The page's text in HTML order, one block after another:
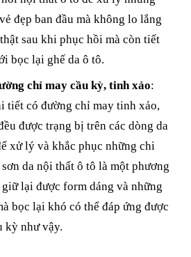
đẹp ban đầu mà không lo lắng
sau khi phục hồi mà còn tiết
bọc lại ghế da ô tô.
chỉ may cầu kỳ, tinh xảo:
tiết có đường chỉ may tinh xảo,
được trạng bị trên các dòng da
xử lý và khắc phục những chi
da nội thất ô tô là một phương
lại được form dáng và những
bọc lại khó có thể đáp ứng được
kỳ như vậy.